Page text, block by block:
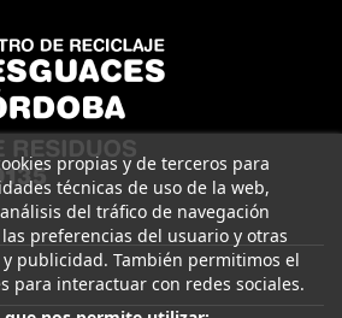
propias y de terceros para
técnicas de uso de la web,
del tráfico de navegación
preferencias del usuario y otras
publicidad. También permitimos el
para interactuar con redes sociales.